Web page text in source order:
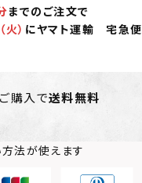
までのご注文で
） にヤマト運輸 宅急便
購入で送料無料
方法が使えます